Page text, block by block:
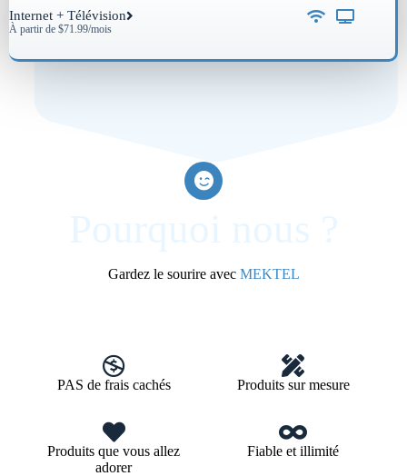
Internet + Télévision
À partir de $71.99/mois
Gardez le sourire avec MEKTEL
PAS de frais cachés Produits sur mesure
Produits que vous allez
adorer
Fiable et illimité